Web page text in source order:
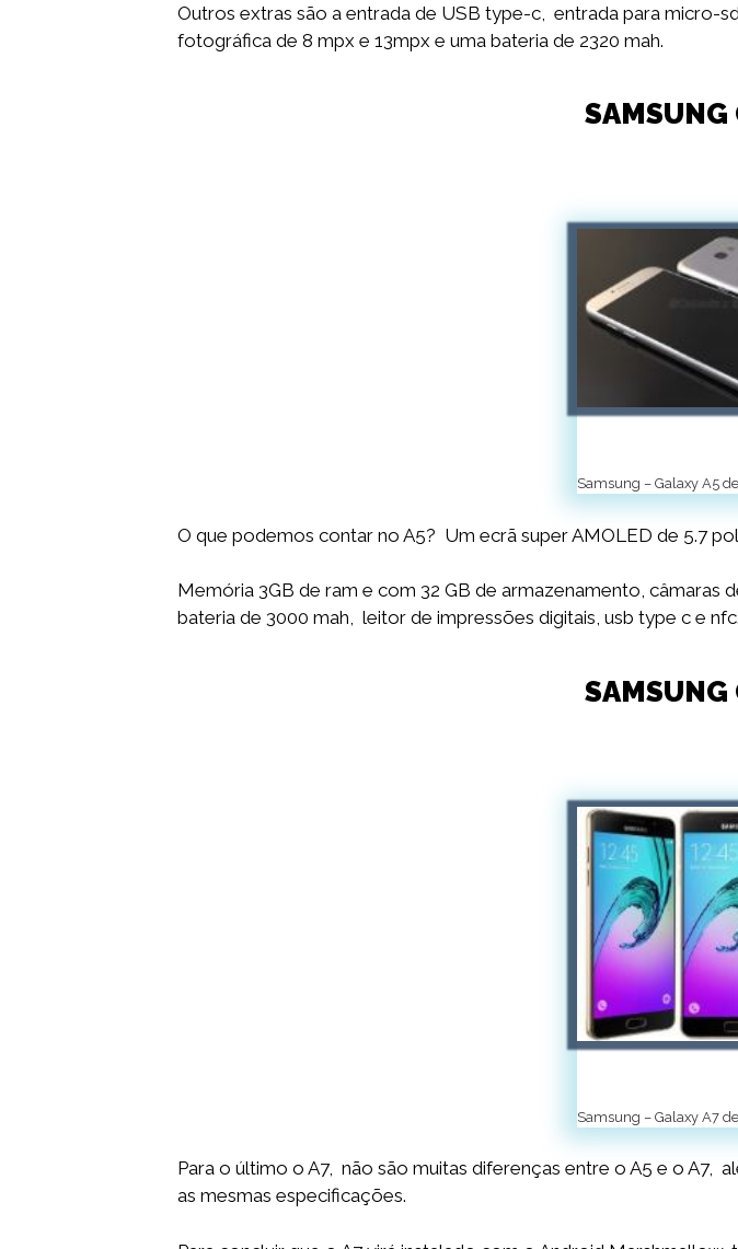
Outros extras são a entrada de USB type-c, entrada para micro-
fotográfica de 8 mpx e 13mpx e uma bateria de 2320 mah.
SAMSUNG
Samsung – Galaxy A5
O que podemos contar no A5? Um ecrã super AMOLED de 5.7
Memória 3GB de ram e com 32 GB de armazenamento,
bateria de 3000 mah, leitor de impressões digitais, usb type c e nfc.
SAMSUNG
Samsung – Galaxy A7
Para o último o A7, não são muitas diferenças entre o A5 e o A7,
as mesmas especificações.